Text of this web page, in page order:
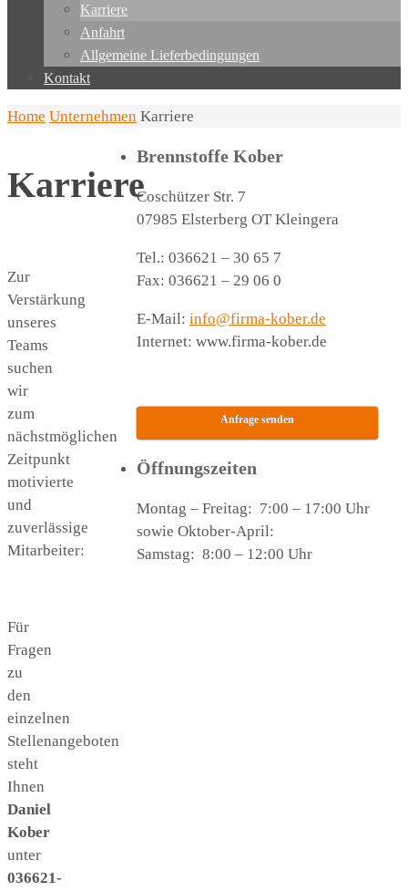
Karriere
Anfahrt
Allgemeine Lieferbedingungen
Kontakt
Home Unternehmen Karriere
Karriere
Zur
Verstärkung
unseres
Teams
suchen
wir
zum
nächstmöglichen
Zeitpunkt
motivierte
und
zuverlässige
Mitarbeiter:
Für
Fragen
zu
den
einzelnen
Stellenangeboten
steht
Ihnen
Daniel
Kober
unter
036621-
Brennstoffe Kober
Coschützer Str. 7
07985 Elsterberg OT Kleingera
Tel.: 036621 – 30 65 7
Fax: 036621 – 29 06 0
E-Mail: info@firma-kober.de
Internet: www.firma-kober.de
Anfrage senden
Öffnungszeiten
Montag – Freitag: 7:00 – 17:00 Uhr
sowie Oktober-April:
Samstag: 8:00 – 12:00 Uhr